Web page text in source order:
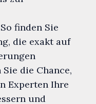
finden Sie
die exakt auf
die Chance,
Experten Ihre
und